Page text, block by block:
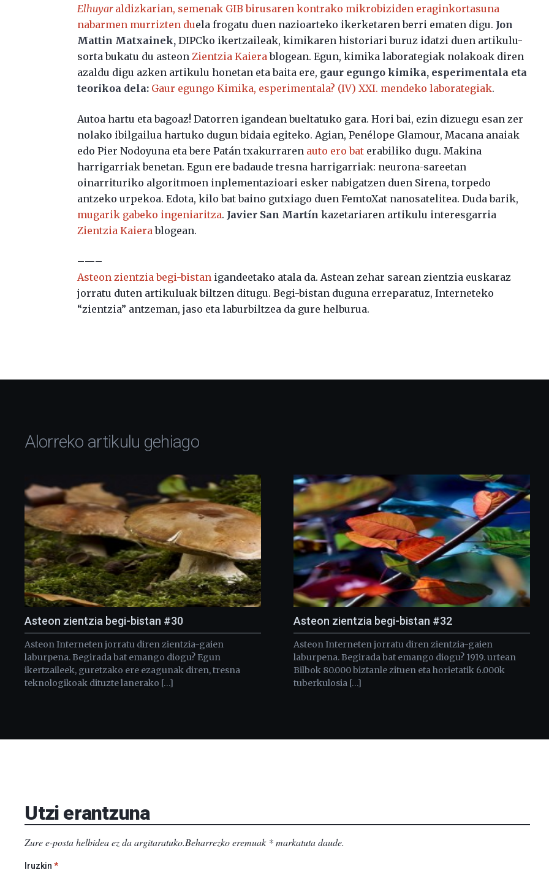
Elhuyaraldizkarian, semenak GIB birusaren kontrako mikrobiziden eraginkortasuna
nabarmen murrizten duela frogatu duen nazioarteko ikerketaren berri ematen digu. Jon
Mattin Matxainek, DIPCko ikertzaileak, kimikaren historiari buruz idatzi duen artikulu-
sorta bukatu du asteonZientzia Kaierablogean. Egun, kimika laborategiak nolakoak diren
azaldu digu azken artikulu honetan eta baita ere, gaur egungo kimika, esperimentala eta
teorikoa dela: Gaur egungo Kimika, esperimentala? (IV) XXI. mendeko laborategiak.
Autoa hartu eta bagoaz! Datorren igandean bueltatuko gara. Hori bai, ezin dizuegu esan zer
nolako ibilgailua hartuko dugun bidaia egiteko. Agian, Penélope Glamour, Macana anaiak
edo Pier Nodoyuna eta bere Patán txakurraren auto ero bat erabiliko dugu. Makina
harrigarriak benetan. Egun ere badaude tresna harrigarriak: neurona-sareetan
oinarrituriko algoritmoen inplementazioari esker nabigatzen duen Sirena, torpedo
antzeko urpekoa. Edota, kilo bat baino gutxiago duen FemtoXat nanosatelitea. Duda barik,
mugarik gabeko ingeniaritza. Javier San Martín kazetariaren artikulu interesgarria
Zientzia Kaierablogean.
–—–
Asteon zientzia begi-bistan igandeetako atala da. Astean zehar sarean zientzia euskaraz
jorratu duten artikuluak biltzen ditugu. Begi-bistan duguna erreparatuz, Interneteko
“zientzia” antzeman, jaso eta laburbiltzea da gure helburua.
Alorreko artikulu gehiago
Asteon zientzia begi-bistan #30
Asteon Interneten jorratu diren zientzia-gaien
laburpena. Begirada bat emango diogu? Egun
ikertzaileek, guretzako ere ezagunak diren, tresna
teknologikoak dituzte lanerako […]
Asteon zientzia begi-bistan #32
Asteon Interneten jorratu diren zientzia-gaien
laburpena. Begirada bat emango diogu? 1919. urtean
Bilbok 80.000 biztanle zituen eta horietatik 6.000k
tuberkulosia […]
Utzi erantzuna
Zure e-posta helbidea ez da argitaratuko.Beharrezko eremuak *markatuta daude.
Iruzkin*